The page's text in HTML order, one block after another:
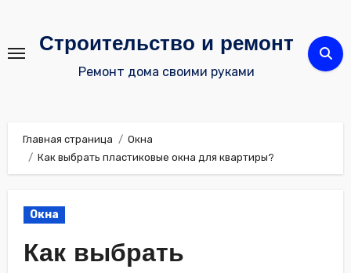
содержимому
Строительство и ремонт
Ремонт дома своими руками
Главная страница
Окна
Как выбрать пластиковые окна для квартиры?
Окна
Как выбрать